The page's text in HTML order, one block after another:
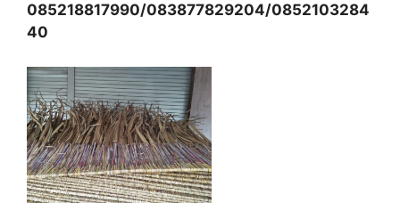
085218817990/083877829204/0852103284
40